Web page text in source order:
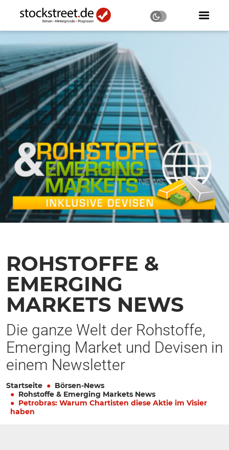
ROHSTOFFE &
EMERGING
MARKETS NEWS
Die ganze Welt der Rohstoffe,
Emerging Market und Devisen in
einem Newsletter
Startseite
Börsen-News
Rohstoffe & Emerging Markets News
Petrobras: Warum Chartisten diese Aktie im Visier
haben